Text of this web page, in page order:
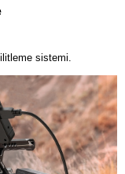
sistemi.